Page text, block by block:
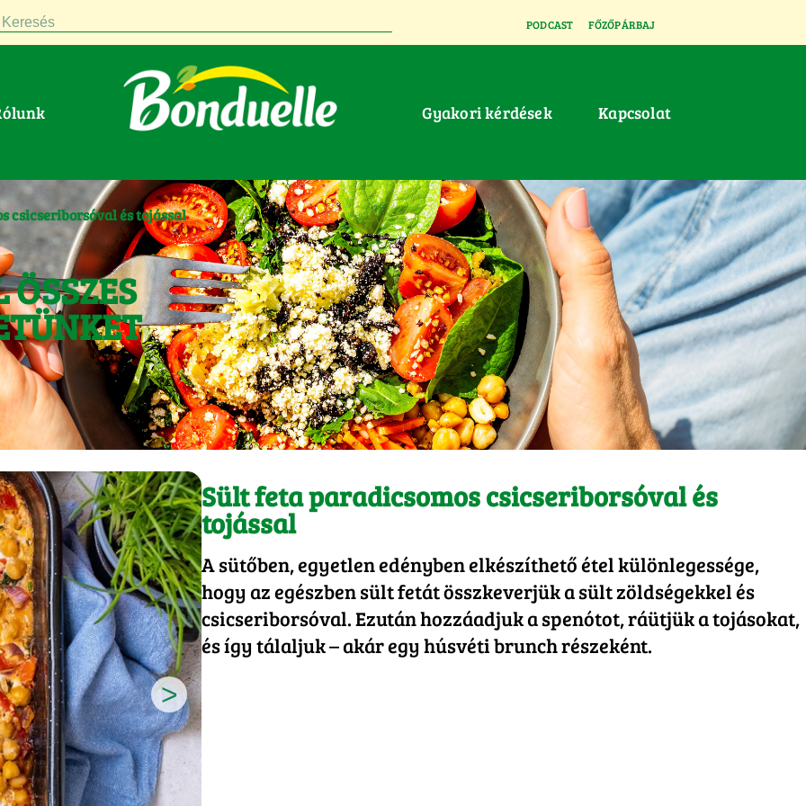
PODCAST FŐZŐPÁRBAJ
Rólunk Gyakori kérdések Kapcsolat
csicseriborsóval és tojással
ÖSSZES
>
Sült feta paradicsomos csicseriborsóval és
tojással
A sütőben, egyetlen edényben elkészíthető étel különlegessége,
hogy az egészben sült fetát összkeverjük a sült zöldségekkel és
csicseriborsóval. Ezután hozzáadjuk a spenótot, ráütjük a tojásokat,
és így tálaljuk – akár egy húsvéti brunch részeként.